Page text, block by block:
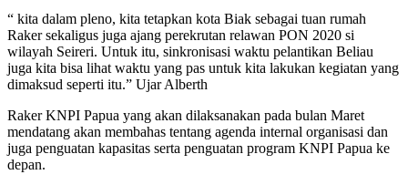
“ kita dalam pleno, kita tetapkan kota Biak sebagai tuan rumah
Raker sekaligus juga ajang perekrutan relawan PON 2020 si
wilayah Seireri. Untuk itu, sinkronisasi waktu pelantikan Beliau
juga kita bisa lihat waktu yang pas untuk kita lakukan kegiatan yang
dimaksud seperti itu.” Ujar Alberth
Raker KNPI Papua yang akan dilaksanakan pada bulan Maret
mendatang akan membahas tentang agenda internal organisasi dan
juga penguatan kapasitas serta penguatan program KNPI Papua ke
depan.